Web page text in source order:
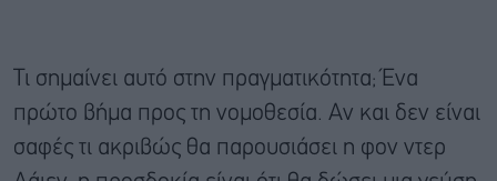
Τι σημαίνει αυτό στην πραγματικότητα; Ένα
πρώτο βήμα προς τη νομοθεσία. Αν και δεν είναι
σαφές τι ακριβώς θα παρουσιάσει η φον ντερ